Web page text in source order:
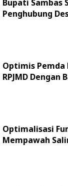
Bupati Sambas
Penghubung
Optimis Pemda
RPJMD Dengan
Optimalisasi
Mempawah